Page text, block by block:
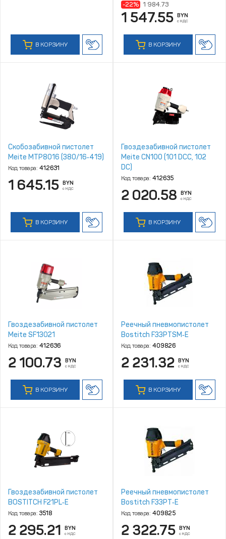
В КОРЗИНУ
-22% 1 984.73
1 547.55 BYN
с НДС
В КОРЗИНУ
Скобозабивной пистолет
Meite MTP8016 (380/16‑419)
Код товара: 412631
1 645.15 BYN
с НДС
В КОРЗИНУ
Гвоздезабивной пистолет
Meite CN100 (101 DCC, 102
DC)
Код товара: 412635
2 020.58 BYN
с НДС
В КОРЗИНУ
Гвоздезабивной пистолет
Meite SF13021
Код товара: 412636
2 100.73 BYN
с НДС
В КОРЗИНУ
Реечный пневмопистолет
Bostitch F33PTSM‑E
Код товара: 409826
2 231.32 BYN
с НДС
В КОРЗИНУ
Гвоздезабивной пистолет
BOSTITCH F21PL‑E
Код товара: 3518
2 295.21 BYN
с НДС
Реечный пневмопистолет
Bostitch F33PT‑E
Код товара: 409825
2 322.75 BYN
с НДС